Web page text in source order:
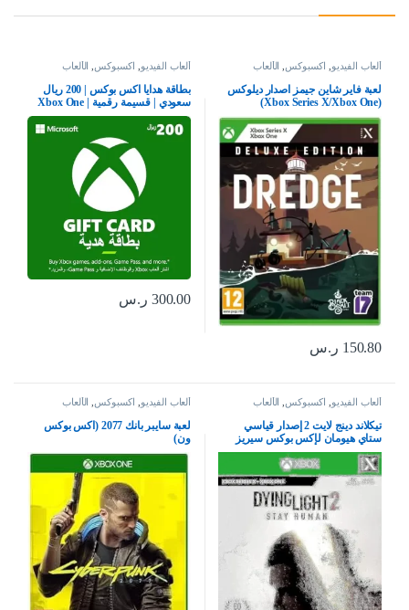
ألعاب الفيديو اكسبوكس الألعاب
لعبة فاير شاين جيمز اصدار ديلوكس
(Xbox Series X/Xbox One)
150.80 ر.س
ألعاب الفيديو اكسبوكس الألعاب
بطاقة هدايا اكس بوكس | 200 ريال
سعودي | قسيمة رقمية | Xbox One
سلسلة S | X وويندوز | (كود التحميل)
– حساب المملكة العربية السعودية
300.00 ر.س
ألعاب الفيديو اكسبوكس الألعاب
تيكلاند دينج لايت 2 إصدار قياسي
ستاي هيومان لإكس بوكس سيريز
إكس بوكس وان
ألعاب الفيديو اكسبوكس الألعاب
لعبة سايبر بانك 2077 (اكس بوكس
ون)